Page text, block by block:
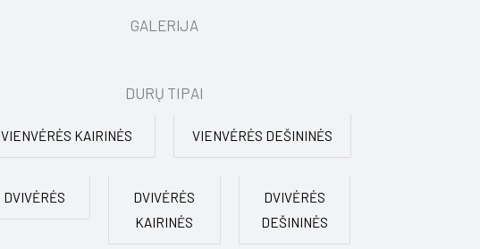
GALERIJA
DURŲ TIPAI
VIENVĖRĖS KAIRINĖS VIENVĖRĖS DEŠININĖS
DVIVĖRĖS
DVIVĖRĖS
KAIRINĖS
DVIVĖRĖS
DEŠININĖS